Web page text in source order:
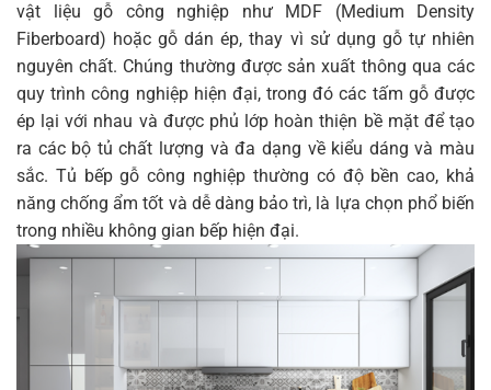
vật liệu gỗ công nghiệp như MDF (Medium Density
Fiberboard) hoặc gỗ dán ép, thay vì sử dụng gỗ tự nhiên
nguyên chất. Chúng thường được sản xuất thông qua các
quy trình công nghiệp hiện đại, trong đó các tấm gỗ được
ép lại với nhau và được phủ lớp hoàn thiện bề mặt để tạo
ra các bộ tủ chất lượng và đa dạng về kiểu dáng và màu
sắc. Tủ bếp gỗ công nghiệp thường có độ bền cao, khả
năng chống ẩm tốt và dễ dàng bảo trì, là lựa chọn phổ biến
trong nhiều không gian bếp hiện đại.